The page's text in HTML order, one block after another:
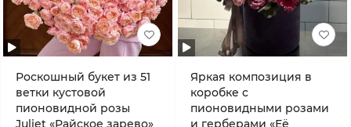
Роскошный букет из 51
ветки кустовой
пионовидной розы
Juliet «Райское зарево»
Яркая композиция в
коробке с
пионовидными розами
и герберами «Её